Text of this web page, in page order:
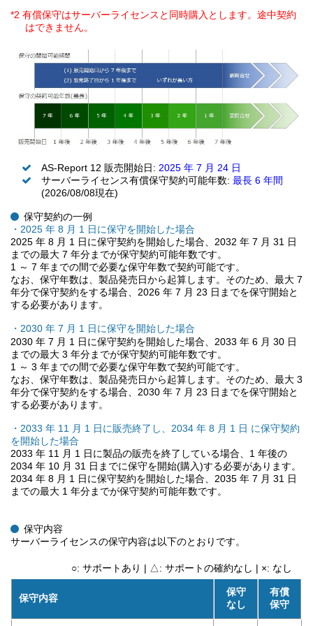
*2 有償保守はサーバーライセンスと同時購入とします。途中契約
はできません。
AS-Report 12 販売開始日: 2025 年 7 月 24 日
サーバーライセンス有償保守契約可能年数: 最長 6 年間
(2026/08/08現在)
保守契約の一例
・2025 年 8 月 1 日に保守を開始した場合
2025 年 8 月 1 日に保守契約を開始した場合、2032 年 7 月 31 日
までの最大 7 年分までが保守契約可能年数です。
1 ～ 7 年までの間で必要な保守年数で契約可能です。
なお、保守年数は、製品発売日から起算します。そのため、最大 7
年分で保守契約をする場合、2026 年 7 月 23 日までを保守開始と
する必要があります。
・2030 年 7 月 1 日に保守を開始した場合
2030 年 7 月 1 日に保守契約を開始した場合、2033 年 6 月 30 日
までの最大 3 年分までが保守契約可能年数です。
1 ～ 3 年までの間で必要な保守年数で契約可能です。
なお、保守年数は、製品発売日から起算します。そのため、最大 3
年分で保守契約をする場合、2030 年 7 月 23 日までを保守開始と
する必要があります。
・2033 年 11 月 1 日に販売終了し、2034 年 8 月 1 日 に保守契約
を開始した場合
2033 年 11 月 1 日に製品の販売を終了している場合、1 年後の
2034 年 10 月 31 日までに保守を開始(購入)する必要があります。
2034 年 8 月 1 日に保守契約を開始した場合、2035 年 7 月 31 日
までの最大 1 年分までが保守契約可能年数です。
保守内容
サーバーライセンスの保守内容は以下のとおりです。
○: サポートあり | △: サポートの確約なし | ×: なし
保守内容
保守
なし
有償
保守